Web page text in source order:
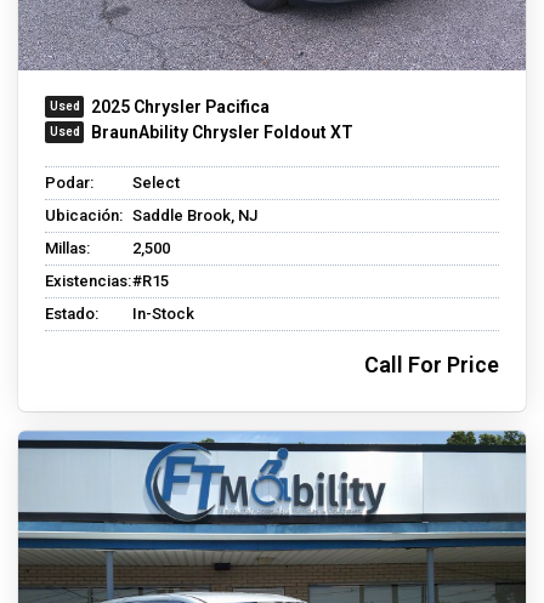
2025 Chrysler Pacifica
BraunAbility Chrysler Foldout XT
Podar:
Select
Ubicación: Saddle Brook, NJ
Millas:
2,500
Existencias:#R15
Estado:
In-Stock
Call For Price